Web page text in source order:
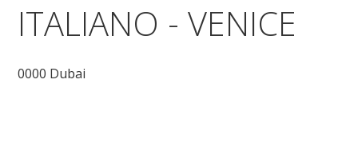
ITALIANO - VENICE
0000 Dubai